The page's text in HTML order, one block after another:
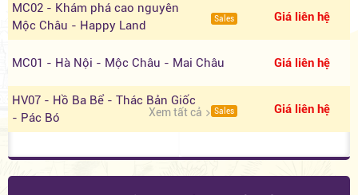
MC02 - Khám phá cao nguyên
Mộc Châu - Happy Land
Sales Giá liên hệ
MC01 - Hà Nội - Mộc Châu - Mai Châu Giá liên hệ
HV07 - Hồ Ba Bể - Thác Bản Giốc
- Pác Bó
Sales Giá liên hệ
Xem tất cả